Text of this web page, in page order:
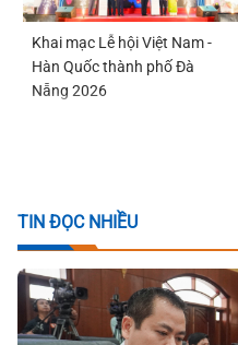
Khai mạc Lễ hội Việt Nam -
Hàn Quốc thành phố Đà
Nẵng 2026
TIN ĐỌC NHIỀU